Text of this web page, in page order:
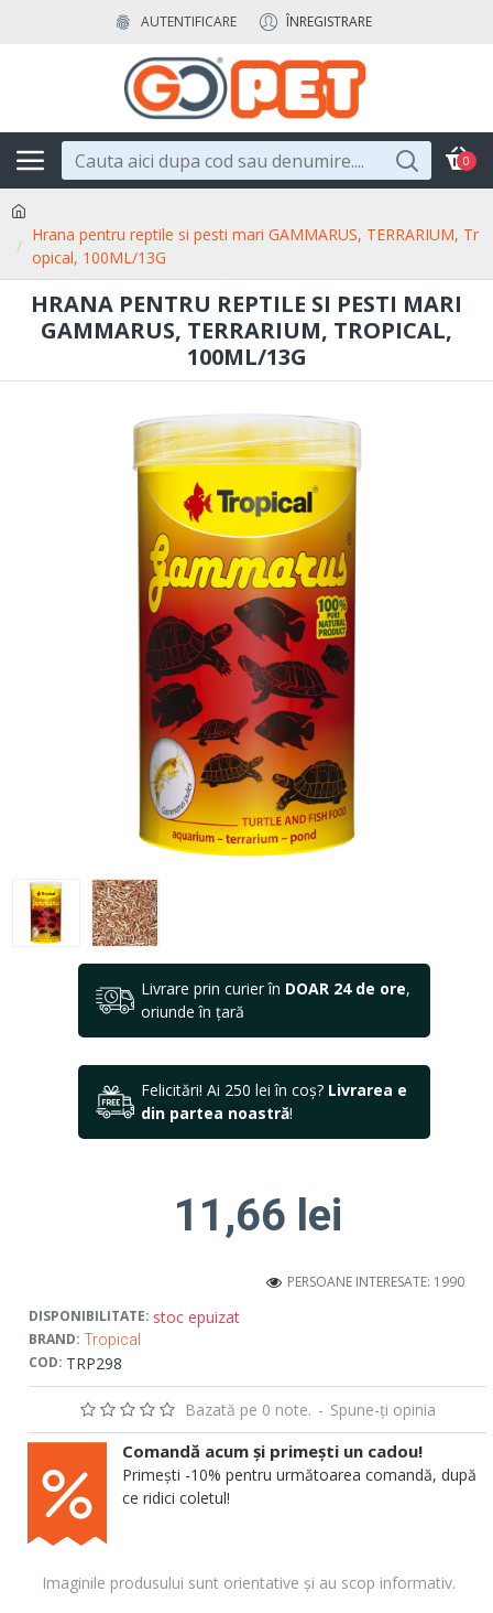
AUTENTIFICARE ÎNREGISTRARE
0
Hrana pentru reptile si pesti mari GAMMARUS, TERRARIUM, Tr
opical, 100ML/13G
HRANA PENTRU REPTILE SI PESTI MARI
GAMMARUS, TERRARIUM, TROPICAL,
100ML/13G
Livrare prin curier în DOAR 24 de ore,
oriunde în țară
Felicitări! Ai 250 lei în coș? Livrarea e
din partea noastră!
DISPONIBILITATE: stoc epuizat
BRAND: Tropical
COD: TRP298
PERSOANE INTERESATE: 1990
Bazată pe 0 note. - Spune-ţi opinia
11,66 lei
Imaginile produsului sunt orientative și au scop informativ.
Comandă acum și primești un cadou!
Primești -10% pentru următoarea comandă, după
ce ridici coletul!